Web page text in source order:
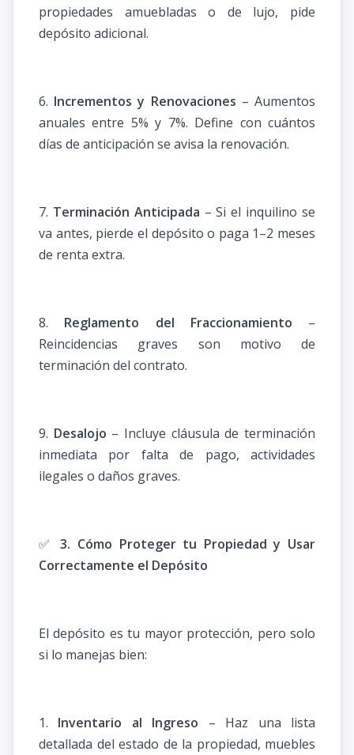
propiedades amuebladas o de lujo, pide
depósito adicional.
6. Incrementos y Renovaciones – Aumentos
anuales entre 5% y 7%. Define con cuántos
días de anticipación se avisa la renovación.
7. Terminación Anticipada – Si el inquilino se
va antes, pierde el depósito o paga 1–2 meses
de renta extra.
8. Reglamento del Fraccionamiento –
Reincidencias graves son motivo de
terminación del contrato.
9. Desalojo – Incluye cláusula de terminación
inmediata por falta de pago, actividades
ilegales o daños graves.
✅3. Cómo Proteger tu Propiedad y Usar
Correctamente el Depósito
El depósito es tu mayor protección, pero solo
si lo manejas bien:
1. Inventario al Ingreso – Haz una lista
detallada del estado de la propiedad, muebles